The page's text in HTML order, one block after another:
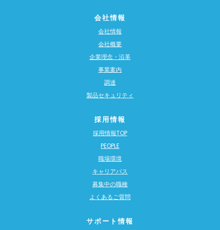
会社情報
会社情報
会社概要
企業理念・沿革
事業案内
調達
製品セキュリティ
採用情報
採用情報TOP
PEOPLE
職場環境
キャリアパス
募集中の職種
よくあるご質問
サポート情報